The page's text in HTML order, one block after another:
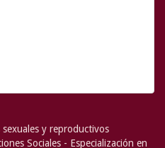
y reproductivos
Sociales - Especialización en